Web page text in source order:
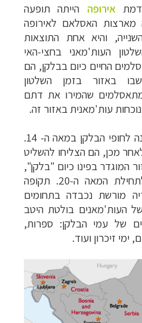
אירופה הייתה תופעה
מארצות האסלאם לאירופה
והיא אחת התוצאות
העות'מאני בחצי-האי
החיים כיום בבלקן, הם
באזור בזמן השלטון
שהמירו את דתם
עות'מאנית באזור זה.
העות'מאנים הגיעו לראשונה לחופי הבלקן במאה ה- 14.
מכן, הם הצליחו להשליט
המוגדר בפינו כיום "בלקן",
ושלטו בו למעשה עד לתחילת המאה ה-20. תקופה
מורשת נכבדה בתחומים
העות'מאנים בולטת היטב
של עמי הבלקן: ספרות,
ימי זיכרון ועוד.